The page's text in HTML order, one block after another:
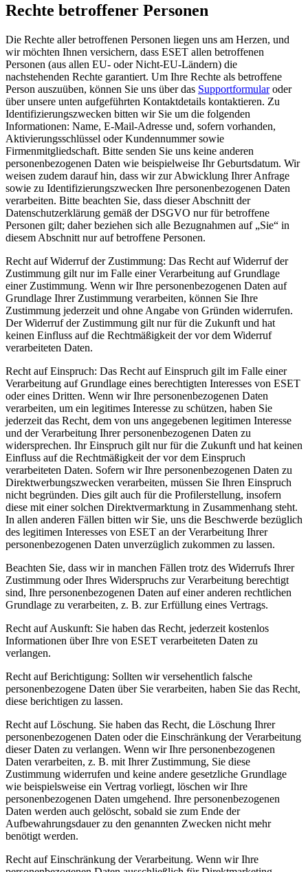
Rechte betroffener Personen
Die Rechte aller betroffenen Personen liegen uns am Herzen, und
wir möchten Ihnen versichern, dass ESET allen betroffenen
Personen (aus allen EU- oder Nicht-EU-Ländern) die
nachstehenden Rechte garantiert. Um Ihre Rechte als betroffene
Person auszuüben, können Sie uns über das Supportformularoder
über unsere unten aufgeführten Kontaktdetails kontaktieren. Zu
Identifizierungszwecken bitten wir Sie um die folgenden
Informationen: Name, E-Mail-Adresse und, sofern vorhanden,
Aktivierungsschlüssel oder Kundennummer sowie
Firmenmitgliedschaft. Bitte senden Sie uns keine anderen
personenbezogenen Daten wie beispielweise Ihr Geburtsdatum. Wir
weisen zudem darauf hin, dass wir zur Abwicklung Ihrer Anfrage
sowie zu Identifizierungszwecken Ihre personenbezogenen Daten
verarbeiten. Bitte beachten Sie, dass dieser Abschnitt der
Datenschutzerklärung gemäß der DSGVO nur für betroffene
Personen gilt; daher beziehen sich alle Bezugnahmen auf „Sie“ in
diesem Abschnitt nur auf betroffene Personen.
Recht auf Widerruf der Zustimmung: Das Recht auf Widerruf der
Zustimmung gilt nur im Falle einer Verarbeitung auf Grundlage
einer Zustimmung. Wenn wir Ihre personenbezogenen Daten auf
Grundlage Ihrer Zustimmung verarbeiten, können Sie Ihre
Zustimmung jederzeit und ohne Angabe von Gründen widerrufen.
Der Widerruf der Zustimmung gilt nur für die Zukunft und hat
keinen Einfluss auf die Rechtmäßigkeit der vor dem Widerruf
verarbeiteten Daten.
Recht auf Einspruch: Das Recht auf Einspruch gilt im Falle einer
Verarbeitung auf Grundlage eines berechtigten Interesses von ESET
oder eines Dritten. Wenn wir Ihre personenbezogenen Daten
verarbeiten, um ein legitimes Interesse zu schützen, haben Sie
jederzeit das Recht, dem von uns angegebenen legitimen Interesse
und der Verarbeitung Ihrer personenbezogenen Daten zu
widersprechen. Ihr Einspruch gilt nur für die Zukunft und hat keinen
Einfluss auf die Rechtmäßigkeit der vor dem Einspruch
verarbeiteten Daten. Sofern wir Ihre personenbezogenen Daten zu
Direktwerbungszwecken verarbeiten, müssen Sie Ihren Einspruch
nicht begründen. Dies gilt auch für die Profilerstellung, insofern
diese mit einer solchen Direktvermarktung in Zusammenhang steht.
In allen anderen Fällen bitten wir Sie, uns die Beschwerde bezüglich
des legitimen Interesses von ESET an der Verarbeitung Ihrer
personenbezogenen Daten unverzüglich zukommen zu lassen.
Beachten Sie, dass wir in manchen Fällen trotz des Widerrufs Ihrer
Zustimmung oder Ihres Widerspruchs zur Verarbeitung berechtigt
sind, Ihre personenbezogenen Daten auf einer anderen rechtlichen
Grundlage zu verarbeiten, z. B. zur Erfüllung eines Vertrags.
Recht auf Auskunft: Sie haben das Recht, jederzeit kostenlos
Informationen über Ihre von ESET verarbeiteten Daten zu
verlangen.
Recht auf Berichtigung: Sollten wir versehentlich falsche
personenbezogene Daten über Sie verarbeiten, haben Sie das Recht,
diese berichtigen zu lassen.
Recht auf Löschung. Sie haben das Recht, die Löschung Ihrer
personenbezogenen Daten oder die Einschränkung der Verarbeitung
dieser Daten zu verlangen. Wenn wir Ihre personenbezogenen
Daten verarbeiten, z. B. mit Ihrer Zustimmung, Sie diese
Zustimmung widerrufen und keine andere gesetzliche Grundlage
wie beispielsweise ein Vertrag vorliegt, löschen wir Ihre
personenbezogenen Daten umgehend. Ihre personenbezogenen
Daten werden auch gelöscht, sobald sie zum Ende der
Aufbewahrungsdauer zu den genannten Zwecken nicht mehr
benötigt werden.
Recht auf Einschränkung der Verarbeitung. Wenn wir Ihre